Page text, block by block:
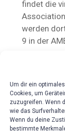
Um dir ein
Cookies, um
zuzugreifen. Wenn
wie das
Wenn du deine
bestimmte
findet die
werden
9 in der
vertreten
besuchen
einem der
Bereich